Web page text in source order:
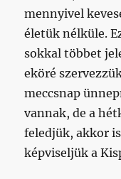
mennyivel
életük nélküle.
sokkal többet
eköré
meccsnap
vannak, de a
feledjük, akkor
képviseljük a